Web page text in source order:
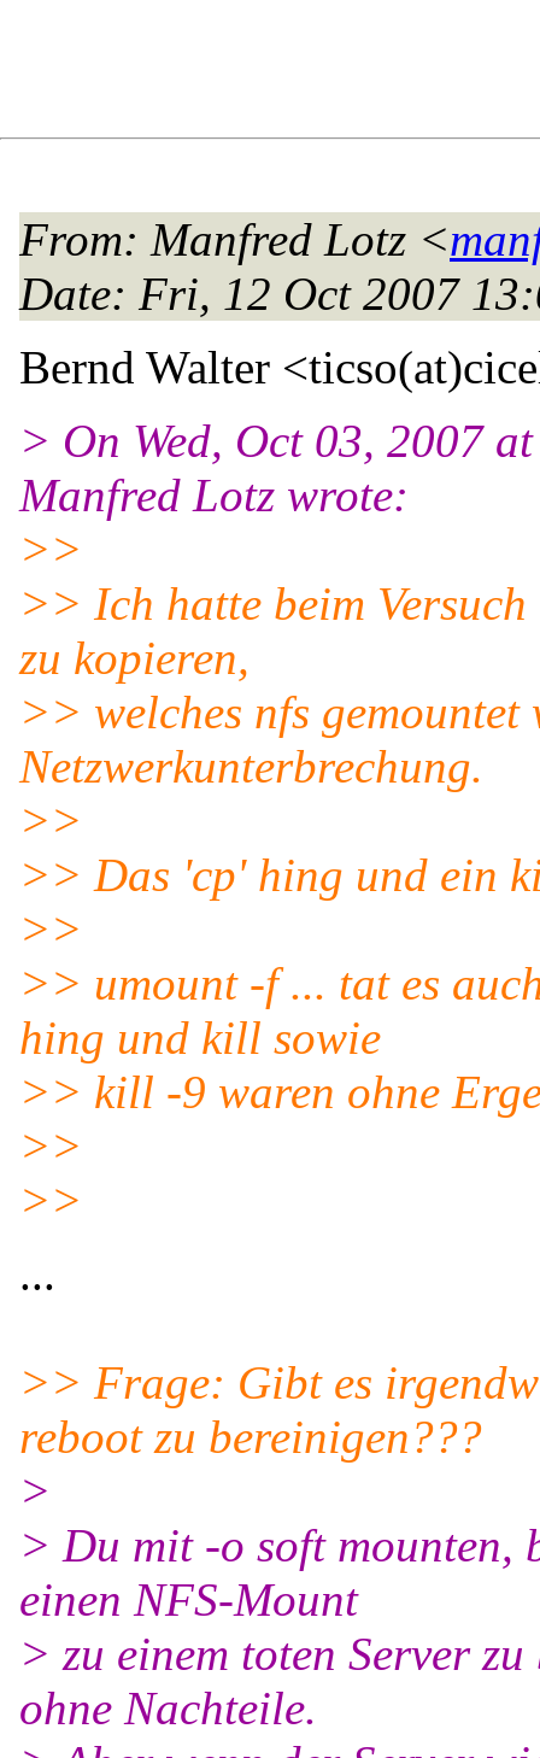
From: Manfred Lotz <
Date: Fri, 12 Oct 2007
Bernd Walter
> On Wed, Oct 03, 2007
Manfred Lotz wrote:
>>
>> Ich hatte beim
zu kopieren,
>> welches nfs gemountet
Netzwerkunterbrechung.
>>
>> Das 'cp' hing und ein
>>
>> umount -f ... tat es
hing und kill sowie
>> kill -9 waren ohne
>>
>>
...
>> Frage: Gibt es
reboot zu bereinigen???
>
> Du mit -o soft mounten,
einen NFS-Mount
> zu einem toten Server
ohne Nachteile.